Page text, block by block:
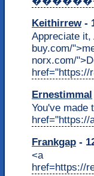
Keithirrew-
Appreciate
buy.com/
norx.com/
href="https://
Ernestimmal
You've made
href="https://
Frankgap -
<a
href=https://